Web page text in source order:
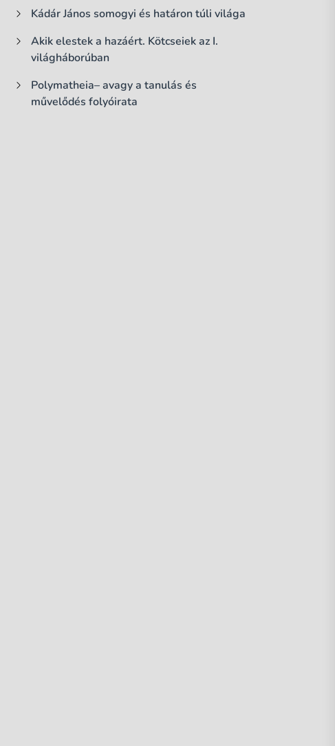
Kádár János somogyi és határon túli világa
Akik elestek a hazáért. Kötcseiek az I.
világháborúban
Polymatheia– avagy a tanulás és
művelődés folyóirata